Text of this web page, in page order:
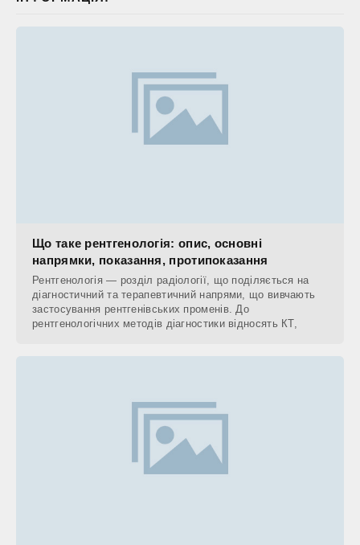
Що таке рентгенологія: опис, основні
напрямки, показання, протипоказання
Рентгенологія — розділ радіології, що поділяється на
діагностичний та терапевтичний напрями, що вивчають
застосування рентгенівських променів. До
рентгенологічних методів діагностики відносять КТ,